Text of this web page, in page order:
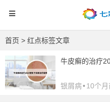
首页 > 红点标签文章
牛皮癣的治疗
银屑病•10个